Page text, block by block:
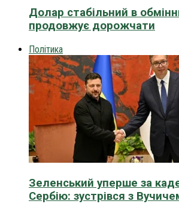
Долар стабільний в
продовжує дорожчати
Політика
Зеленський уперше за
Сербію: зустрівся з